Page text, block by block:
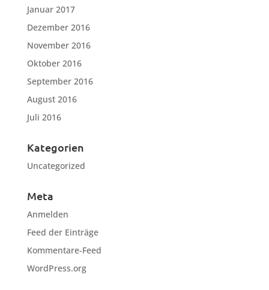
Januar 2017
Dezember 2016
November 2016
Oktober 2016
September 2016
August 2016
Juli 2016
Kategorien
Uncategorized
Meta
Anmelden
Feed der Einträge
Kommentare-Feed
WordPress.org